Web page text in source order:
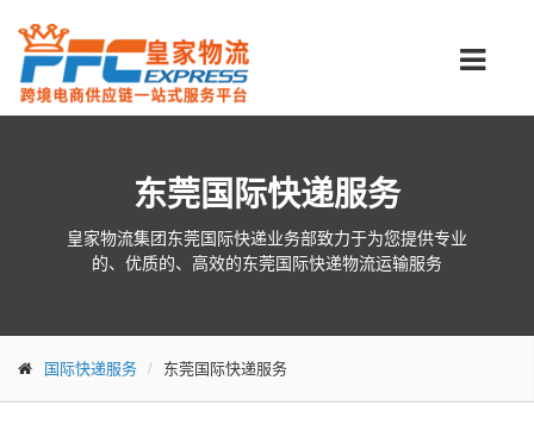
东莞国际快递服务
皇家物流集团东莞国际快递业务部致力于为您提供专业
的、优质的、高效的东莞国际快递物流运输服务
国际快递服务 东莞国际快递服务